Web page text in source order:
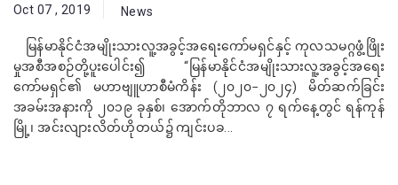
Oct 07 , 2019 News
မြန်မာနိုင်ငံအမျိုးသားလူ့အခွင့်အရေးကော်မရှင်နှင့် ကုလသမဂ္ဂဖွံ့ဖြိုး
မှုအစီအစဉ်တို့ပူးပေါင်း၍ “မြန်မာနိုင်ငံအမျိုးသားလူ့အခွင့်အရေး
ကော်မရှင်၏ မဟာဗျူဟာစီမံကိန်း (၂၀၂၀−၂၀၂၄) မိတ်ဆက်ခြင်း
အခမ်းအနားကို ၂၀၁၉ ခုနှစ်၊ အောက်တိုဘာလ ၇ ရက်နေ့တွင် ရန်ကုန်
မြို့၊ အင်းလျားလိတ်ဟိုတယ်၌ ကျင်းပခ...